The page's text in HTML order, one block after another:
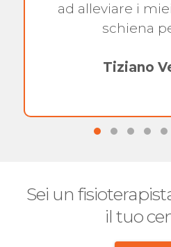
ad alleviare i
schiena
Tiziano
Sei un
il tuo